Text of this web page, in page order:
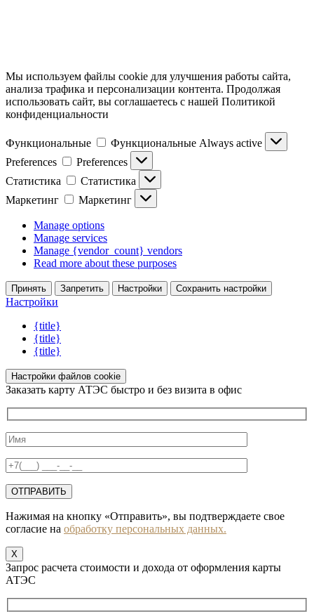
Мы используем файлы cookie для улучшения работы сайта,
анализа трафика и персонализации контента. Продолжая
использовать сайт, вы соглашаетесь с нашей Политикой
конфиденциальности
Функциональные Функциональные Always active
Preferences
Preferences
Статистика
Статистика
Маркетинг
Маркетинг
Manage options
Manage services
Manage {vendor_count} vendors
Read more about these purposes
Принять Запретить Настройки Сохранить настройки
Настройки
{title}
{title}
{title}
Настройки файлов cookie
Заказать карту АТЭС быстро и без визита в офис
Нажимая на кнопку «Отправить», вы подтверждаете свое
согласие на обработку персональных данных.
X
Запрос расчета стоимости и дохода от оформления карты
АТЭС